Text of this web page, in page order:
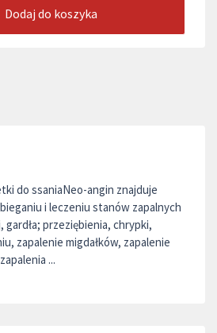
Dodaj do koszyka
do ssaniaNeo-angin znajduje
i leczeniu stanów zapalnych
przeziębienia, chrypki,
zapalenie migdałków, zapalenie
...